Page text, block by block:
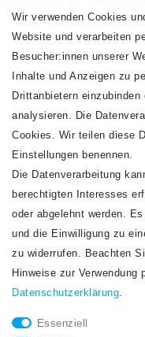
VERSANDARTEN
Newsletter
Honig
Hiermit bestätige ich, dass
Wir verwenden Cookies
Website und verarbeiten
Besucher:innen unserer
Inhalte und Anzeigen zu
Drittanbietern
analysieren. Die
Cookies. Wir teilen diese
Einstellungen benennen.
Die Datenverarbeitung
berechtigten Interesses
oder abgelehnt werden.
und die Einwilligung zu
zu widerrufen. Beachten
Hinweise zur Verwendung
Daten­schutz­erklärung.
Essenziell